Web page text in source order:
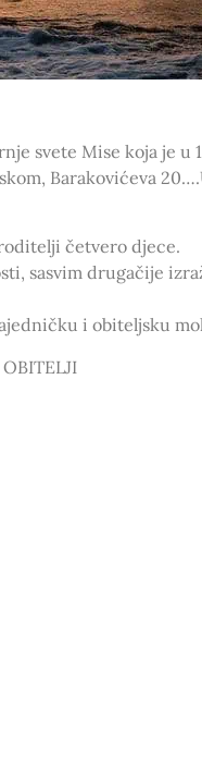
svete Mise koja je u
Barakovićeva
četvero djece.
sasvim drugačije
i obiteljsku